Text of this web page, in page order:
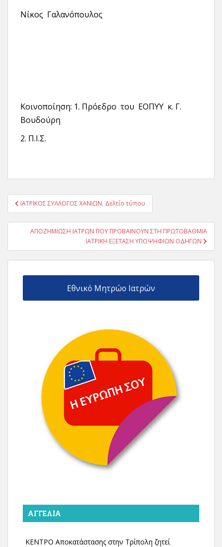
Νίκος Γαλανόπουλος
Κοινοποίηση: 1. Πρόεδρο του ΕΟΠΥΥ κ. Γ.
Βουδούρη
2. Π.Ι.Σ.
Πλοήγηση
άρθρων
ΙΑΤΡΙΚΟΣ ΣΥΛΛΟΓΟΣ ΧΑΝΙΩΝ. Δελτίο τύπου
ΑΠΟΖΗΜΙΩΣΗ ΙΑΤΡΩΝ ΠΟΥ ΠΡΟΒΑΙΝΟΥΝ ΣΤΗ ΠΡΩΤΟΒΑΘΜΙΑ
ΙΑΤΡΙΚΗ ΕΞΕΤΑΣΗ ΥΠΟΨΗΦΙΩΝ ΟΔΗΓΩΝ
Εθνικό Μητρώο Ιατρών
ΑΓΓΕΛΊΑ
ΚΕΝΤΡΟ Αποκατάστασης στην Τρίπολη ζητεί